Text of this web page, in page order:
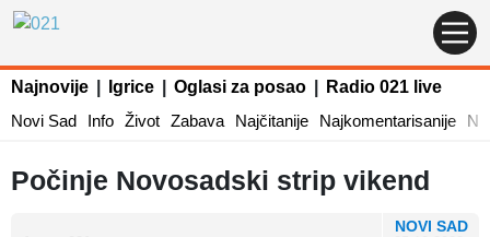
Najnovije Igrice Oglasi za posao
Radio 021 live
Novi Sad
Info Život Zabava Najčitanije Najkomentarisanije
Počinje Novosadski strip vikend
NOVI SAD